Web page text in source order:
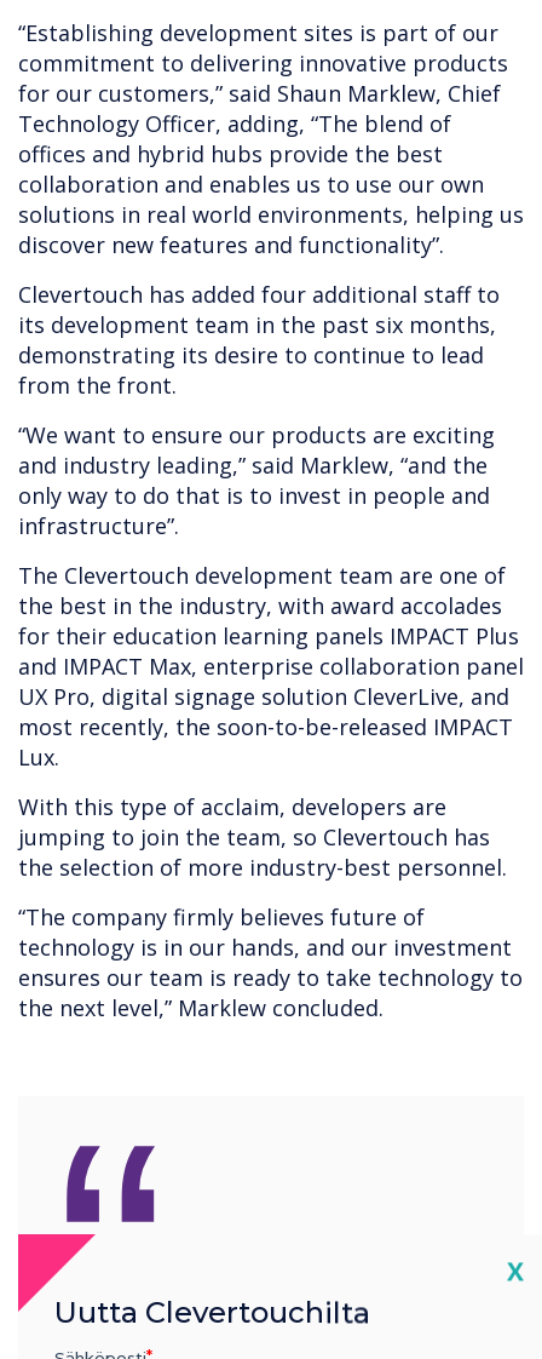
“Establishing development sites is part of our
commitment to delivering innovative products
for our customers,” said Shaun Marklew, Chief
Technology Officer, adding, “The blend of
offices and hybrid hubs provide the best
collaboration and enables us to use our own
solutions in real world environments, helping us
discover new features and functionality”.
Clevertouch has added four additional staff to
its development team in the past six months,
demonstrating its desire to continue to lead
from the front.
“We want to ensure our products are exciting
and industry leading,” said Marklew, “and the
only way to do that is to invest in people and
infrastructure”.
The Clevertouch development team are one of
the best in the industry, with award accolades
for their education learning panels IMPACT Plus
and IMPACT Max, enterprise collaboration panel
UX Pro, digital signage solution CleverLive, and
most recently, the soon-to-be-released IMPACT
Lux.
With this type of acclaim, developers are
jumping to join the team, so Clevertouch has
the selection of more industry-best personnel.
“The company firmly believes future of
technology is in our hands, and our investment
ensures our team is ready to take technology to
the next level,” Marklew concluded.
“
The Clevertouch
development team are one
X
Uutta Clevertouchilta